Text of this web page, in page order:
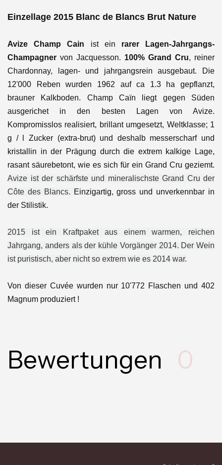
Einzellage 2015 Blanc de Blancs Brut Nature
Avize Champ Cain ist ein rarer Lagen-Jahrgangs-
Champagner von Jacquesson. 100% Grand Cru, reiner
Chardonnay, lagen- und jahrgangsrein ausgebaut. Die
12'000 Reben wurden 1962 auf ca 1.3 ha gepflanzt,
brauner Kalkboden. Champ Caïn liegt gegen Süden
ausgerichet in den besten Lagen von Avize.
Kompromisslos realisiert, brillant umgesetzt, Weltklasse; 1
g / l Zucker (extra-brut) und deshalb messerscharf und
kristallin in der Prägung durch die extrem kalkige Lage,
rasant säurebetont, wie es sich für ein Grand Cru geziemt.
Avize ist der schärfste und mineralischste Grand Cru der
Côte des Blancs. Einzigartig, gross und unverkennbar in
der Stilistik.
2015 ist ein Kraftpaket aus einem warmen, reichen
Jahrgang, anders als der kühle Vorgänger 2014. Der Wein
ist puristisch, aber nicht so extrem wie es 2014 war.
Von dieser Cuvée wurden nur 10'772 Flaschen und 402
Magnum produziert !
Bewertungen 0